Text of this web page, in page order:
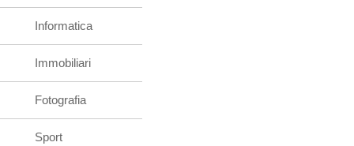
Informatica
Immobiliari
Fotografia
Sport